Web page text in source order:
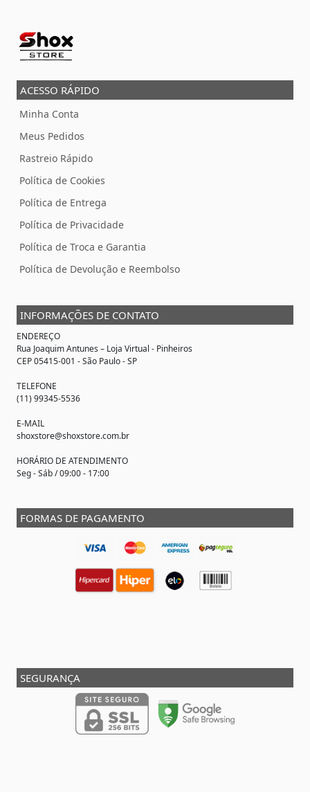
ACESSO RÁPIDO
Minha Conta
Meus Pedidos
Rastreio Rápido
Política de Cookies
Política de Entrega
Política de Privacidade
Política de Troca e Garantia
Política de Devolução e Reembolso
INFORMAÇÕES DE CONTATO
ENDEREÇO
Rua Joaquim Antunes – Loja Virtual - Pinheiros
CEP 05415-001 - São Paulo - SP
TELEFONE
(11) 99345-5536
E-MAIL
shoxstore@shoxstore.com.br
HORÁRIO DE ATENDIMENTO
Seg - Sáb / 09:00 - 17:00
FORMAS DE PAGAMENTO
SEGURANÇA